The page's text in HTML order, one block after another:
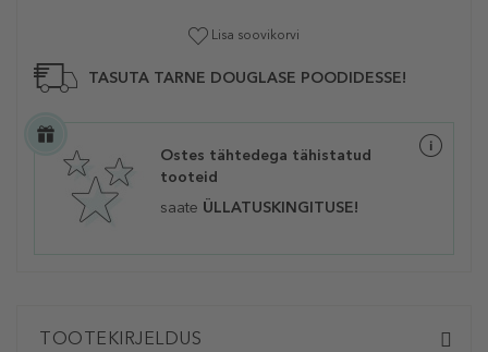
Lisa soovikorvi
TASUTA TARNE DOUGLASE POODIDESSE!
Ostes tähtedega tähistatud
tooteid
saate ÜLLATUSKINGITUSE!
TOOTEKIRJELDUS